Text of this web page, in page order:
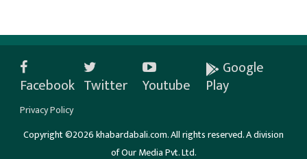
Facebook Twitter Youtube
Google
Play
Privacy Policy
Copyright ©2026 khabardabali.com. All rights reserved. A division
of Our Media Pvt. Ltd.